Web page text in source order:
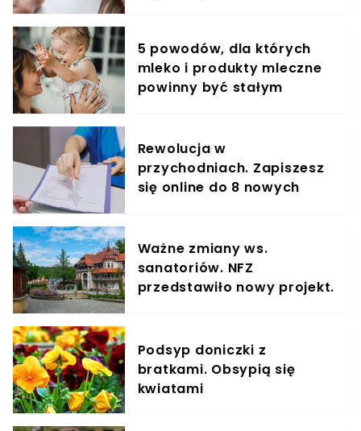
5 powodów, dla których
mleko i produkty mleczne
powinny być stałym
Rewolucja w
przychodniach. Zapiszesz
się online do 8 nowych
Ważne zmiany ws.
sanatoriów. NFZ
przedstawiło nowy projekt.
Podsyp doniczki z
bratkami. Obsypią się
kwiatami